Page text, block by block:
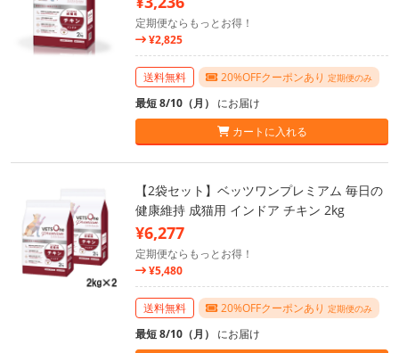
定期便ならもっとお得！
¥2,825
送料無料 20%OFFクーポンあり 定期便のみ
最短 8/10（月） にお届け
カートに入れる
【2袋セット】ベッツワンプレミアム 毎日の
健康維持 成猫用 インドア チキン 2kg
¥6,277
定期便ならもっとお得！
¥5,480
送料無料 20%OFFクーポンあり 定期便のみ
最短 8/10（月） にお届け